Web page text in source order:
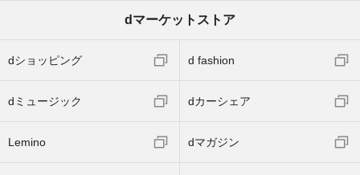
dマーケットストア
dショッピング d fashion
dミュージック dカーシェア
Lemino dマガジン